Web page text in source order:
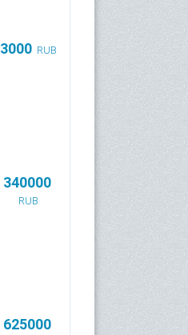
3000 RUB
340000
RUB
625000